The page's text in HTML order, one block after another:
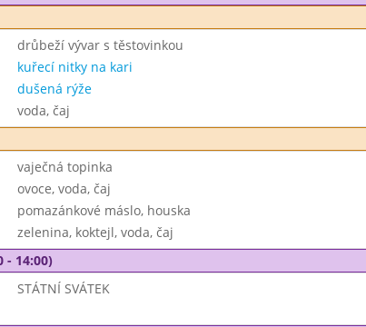
drůbeží vývar s těstovinkou
kuřecí nitky na kari
dušená rýže
voda, čaj
vaječná topinka
ovoce, voda, čaj
pomazánkové máslo, houska
zelenina, koktejl, voda, čaj
- 14:00)
STÁTNÍ SVÁTEK